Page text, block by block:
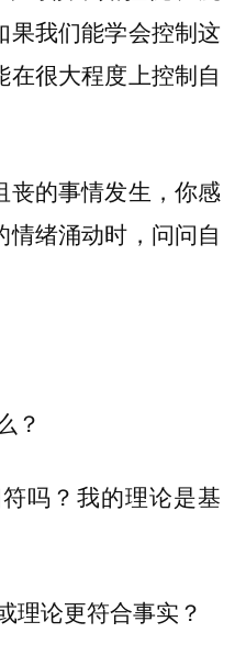
果我们能学会控制这
很大程度上控制自
丧的事情发生，你感
绪涌动时，问问自
？
吗？我的理论是基
理论更符合事实？